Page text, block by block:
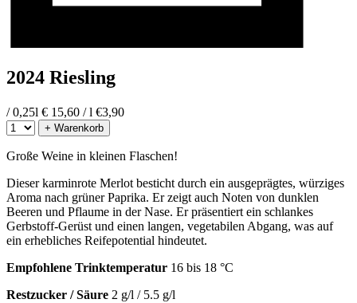
2024 Riesling
/ 0,25l € 15,60 / l €3,90
+ Warenkorb
Große Weine in kleinen Flaschen!
Dieser karminrote Merlot besticht durch ein ausgeprägtes, würziges
Aroma nach grüner Paprika. Er zeigt auch Noten von dunklen
Beeren und Pflaume in der Nase. Er präsentiert ein schlankes
Gerbstoff-Gerüst und einen langen, vegetabilen Abgang, was auf
ein erhebliches Reifepotential hindeutet.
Empfohlene Trinktemperatur 16 bis 18 °C
Restzucker / Säure 2 g/l / 5.5 g/l